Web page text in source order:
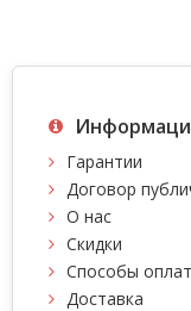
Гарантии
Договор
О нас
Скидки
Способы
Доставка